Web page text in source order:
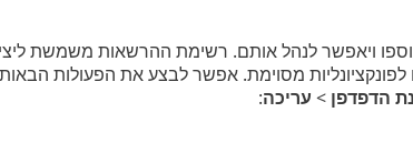
ויאפשר לנהל אותם. רשימת ההרשאות משמשת
מסוימת. אפשר לבצע את הפעולות
הדפדפן > עריכה: